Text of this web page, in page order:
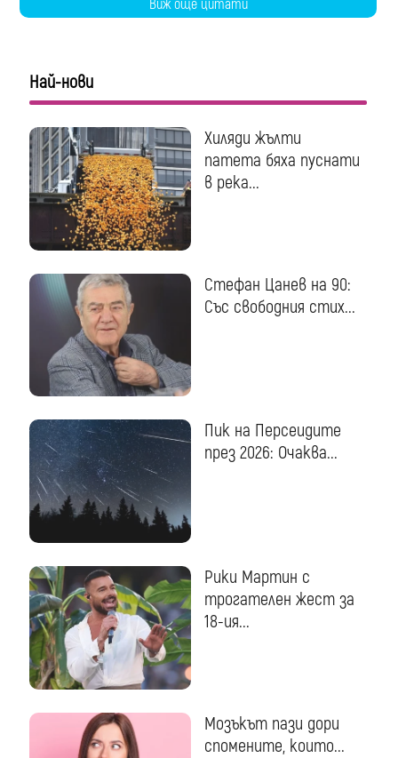
Виж още цитати
Най-нови
Хиляди жълти
патета бяха пуснати
в река...
Стефан Цанев на 90:
Със свободния стих...
Пик на Персеидите
през 2026: Очаква...
Рики Мартин с
трогателен жест за
18-ия...
Мозъкът пази дори
спомените, които...